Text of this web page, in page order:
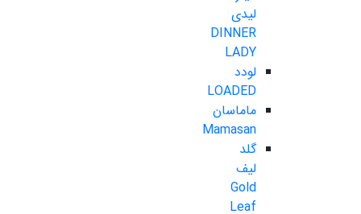
لیدی
DINNER
LADY
لودد
LOADED
ماماسان
Mamasan
گلد
لیف
Gold
Leaf